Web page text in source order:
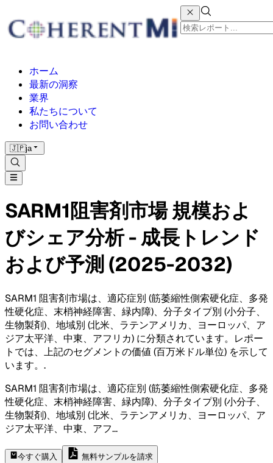
ホーム
最新の洞察
業界
私たちについて
お問い合わせ
🇯🇵ja
SARM1阻害剤市場 規模およ
びシェア分析 - 成長トレンド
および予測 (2025-2032)
SARM1 阻害剤市場は、適応症別 (筋萎縮性側索硬化症、多発
性硬化症、末梢神経障害、緑内障)、分子タイプ別 (小分子、
生物製剤)、地域別 (北米、ラテンアメリカ、ヨーロッパ、ア
ジア太平洋、中東、アフリカ) に分類されています。レポー
トでは、上記のセグメントの価値 (百万米ドル単位) を示して
います。 .
SARM1 阻害剤市場は、適応症別 (筋萎縮性側索硬化症、多発
性硬化症、末梢神経障害、緑内障)、分子タイプ別 (小分子、
生物製剤)、地域別 (北米、ラテンアメリカ、ヨーロッパ、ア
ジア太平洋、中東、アフ...
今すぐ購入 無料サンプルを請求